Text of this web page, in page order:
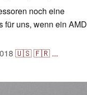
noch eine
für uns, wenn ein AMD
🇺🇸🇫🇷 ...